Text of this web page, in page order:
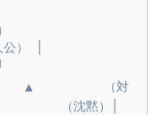
） │
▲          （対
（沈黙）│